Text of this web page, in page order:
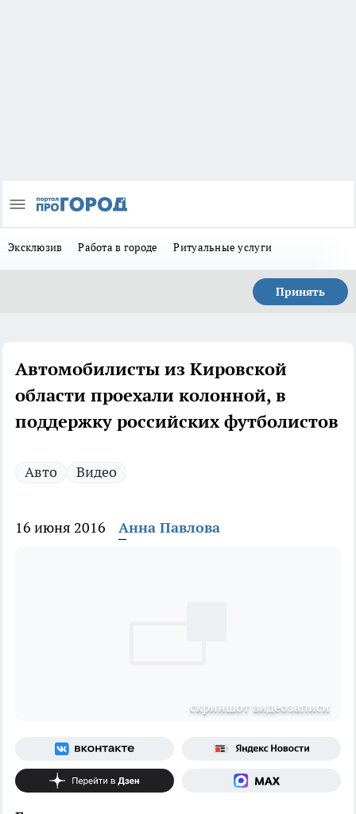
Эксклюзив Работа в городе Ритуальные услуги
Принять
Автомобилисты из Кировской
области проехали колонной, в
поддержку российских футболистов
Авто Видео
16 июня 2016 Анна Павлова
скриншот видеозаписи